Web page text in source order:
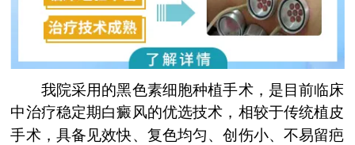
我院采用的黑色素细胞种植手术，是目前临床
中治疗稳定期白癜风的优选技术，相较于传统植皮
手术，具备见效快、复色均匀、创伤小、不易留疤